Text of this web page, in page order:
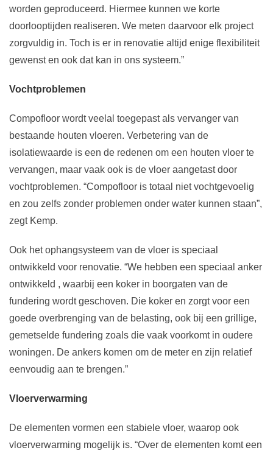
worden geproduceerd. Hiermee kunnen we korte
doorlooptijden realiseren. We meten daarvoor elk project
zorgvuldig in. Toch is er in renovatie altijd enige flexibiliteit
gewenst en ook dat kan in ons systeem.”
Vochtproblemen
Compofloor wordt veelal toegepast als vervanger van
bestaande houten vloeren. Verbetering van de
isolatiewaarde is een de redenen om een houten vloer te
vervangen, maar vaak ook is de vloer aangetast door
vochtproblemen. “Compofloor is totaal niet vochtgevoelig
en zou zelfs zonder problemen onder water kunnen staan”,
zegt Kemp.
Ook het ophangsysteem van de vloer is speciaal
ontwikkeld voor renovatie. “We hebben een speciaal anker
ontwikkeld , waarbij een koker in boorgaten van de
fundering wordt geschoven. Die koker en zorgt voor een
goede overbrenging van de belasting, ook bij een grillige,
gemetselde fundering zoals die vaak voorkomt in oudere
woningen. De ankers komen om de meter en zijn relatief
eenvoudig aan te brengen.”
Vloerverwarming
De elementen vormen een stabiele vloer, waarop ook
vloerverwarming mogelijk is. “Over de elementen komt een